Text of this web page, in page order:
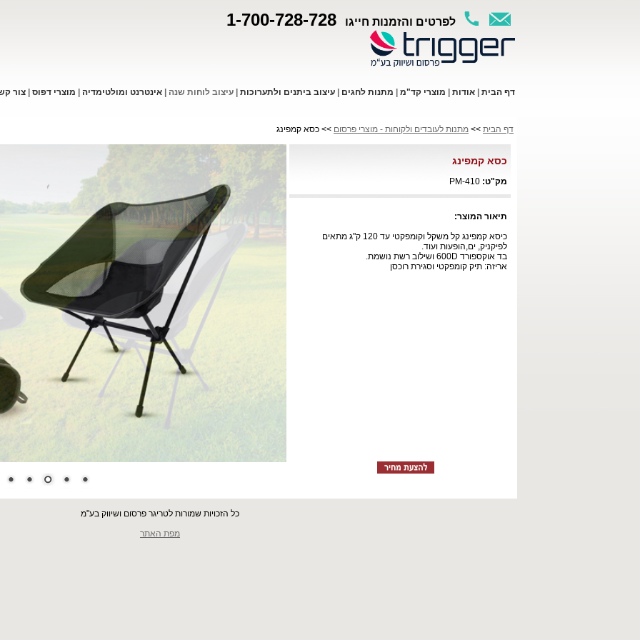
לפרטים והזמנות חייגו 1-700-728-728
דף הבית אודות מוצרי קד"מ מתנות לחגים עיצוב ביתנים ולתערוכות עיצוב לוחות שנה אינטרנט ומולטימדיה מוצרי דפוס צור
דף הבית >> מתנות לעובדים ולקוחות - מוצרי פרסום >> כסא קמפינג
כסא קמפינג
מק"ט: PM-410
תיאור המוצר:
כיסא קמפינג קל משקל וקומפקטי עד 120 ק"ג מתאים
לפיקניק, ים,הופעות ועוד.
בד אוקספורד D600 ושילוב רשת נושמת.
אריזה: תיק קומפקטי וסגירת רוכסן
כל הזכויות שמורות לטריגר פרסום ושיווק בע"מ
מפת האתר